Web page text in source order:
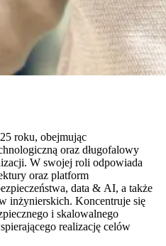
roku, obejmując
oraz długofalowy
W swojej roli odpowiada
oraz platform
data & AI, a także
inżynierskich. Koncentruje się
i skalowalnego
realizację celów